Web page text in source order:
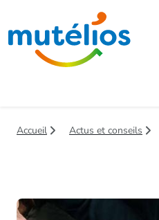
Saut au contenu principal
Accueil Actus et conseils